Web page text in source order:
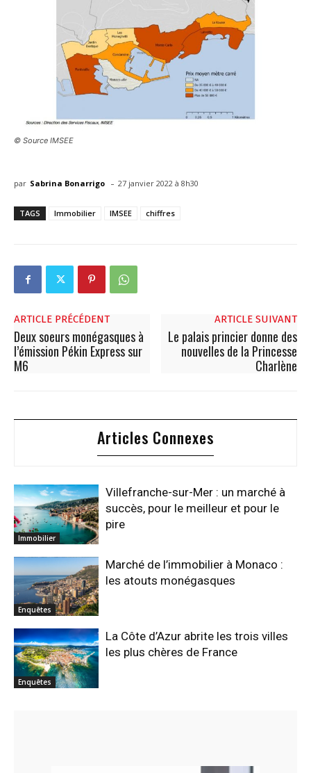
© Source IMSEE
par Sabrina Bonarrigo - 27 janvier 2022 à 8h30
TAGS Immobilier IMSEE chiffres
ARTICLE PRÉCÉDENT
Deux soeurs monégasques à
l’émission Pékin Express sur
M6
ARTICLE SUIVANT
Le palais princier donne des
nouvelles de la Princesse
Charlène
Articles Connexes
Immobilier
Villefranche-sur-Mer : un marché à
succès, pour le meilleur et pour le
pire
Enquêtes
Marché de l’immobilier à Monaco :
les atouts monégasques
Enquêtes
La Côte d’Azur abrite les trois villes
les plus chères de France